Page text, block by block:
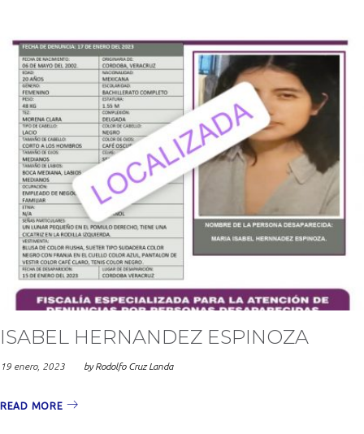
ISABEL HERNANDEZ ESPINOZA
19 enero, 2023 byRodolfo Cruz Landa
READ MORE